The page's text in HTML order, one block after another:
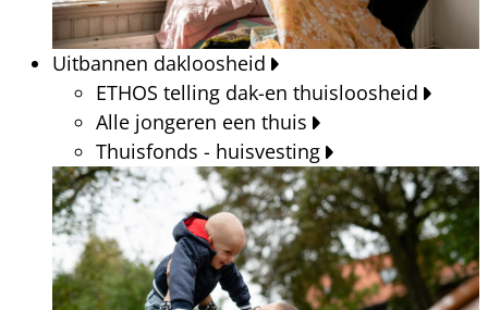
Uitbannen dakloosheid
ETHOS telling dak-en thuisloosheid
Alle jongeren een thuis
Thuisfonds - huisvesting